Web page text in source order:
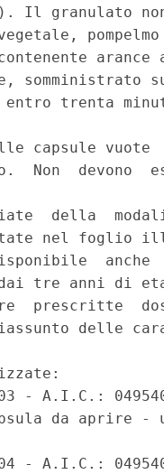
Il granulato
arance
somministrato
trenta
capsule vuote
Non  devono
della
nel foglio
anche
tre anni di
prescritte
delle
- A.I.C.:
da aprire -
- A.I.C.: